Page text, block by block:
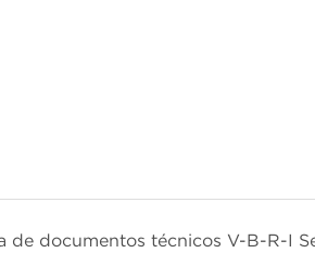
documentos técnicos V-B-R-I